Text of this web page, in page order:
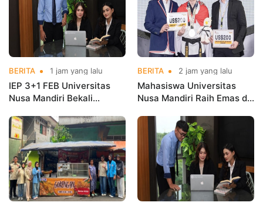
BERITA 1 jam yang lalu
IEP 3+1 FEB Universitas
Nusa Mandiri Bekali
Kerja Sebelum Lulus
BERITA 2 jam yang lalu
Mahasiswa Universitas
Nusa Mandiri Raih Emas di
Indonesia Open
Championships 2026